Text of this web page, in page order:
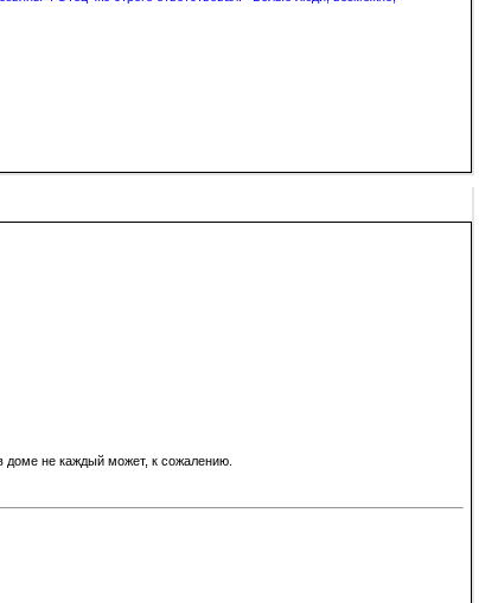
доме не каждый может, к сожалению.